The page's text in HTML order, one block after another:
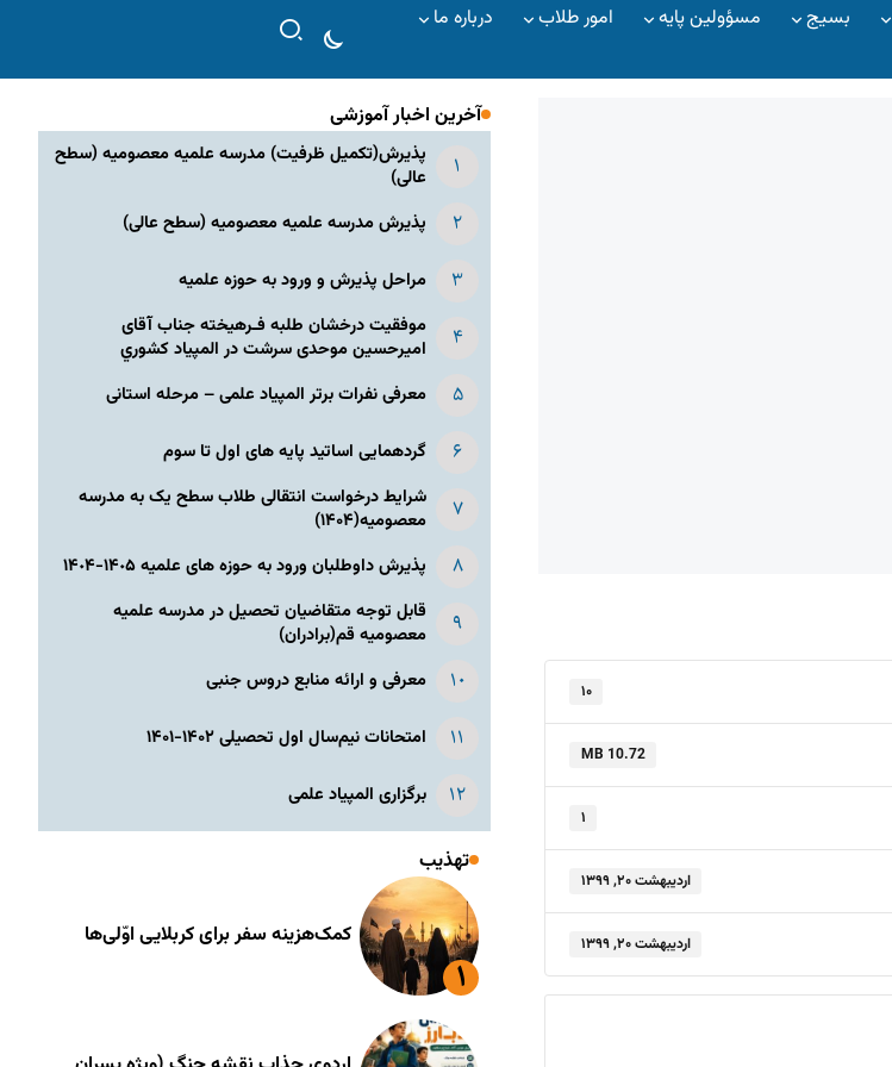
بسیج مسؤولین پایه امور طلاب درباره ما
۱۰
10.72 MB
۱
اردیبهشت ۲۰, ۱۳۹۹
اردیبهشت ۲۰, ۱۳۹۹
آخرین اخبار آموزشی
پذیرش(تکمیل ظرفیت) مدرسه علمیه معصومیه‌ (سطح
عالی)
پذیرش مدرسه علمیه معصومیه‌ (سطح عالی)
مراحل پذیرش و ورود به حوزه علمیه
موفقیت درخشان طلبه فـرهیخته جناب آقای
امیرحسین موحدی سرشت در المپياد كشوري
معرفی نفرات برتر المپیاد علمی – مرحله استانی
گردهمایی اساتید پایه های اول تا سوم
شرایط درخواست انتقالی طلاب سطح یک به مدرسه
معصومیه(۱۴۰۴)
پذیرش داوطلبان ورود به حوزه های علمیه ١۴٠۵-١۴٠۴
قابل توجه متقاضیان تحصیل در مدرسه علمیه
معصومیه قم(برادران)
معرفی و ارائه منابع دروس جنبی
امتحانات نیم‌سال اول تحصیلی ۱۴۰۲-۱۴۰۱
برگزاری المپیاد علمی
تهذیب
کمک‌هزینه سفر برای کربلایی اوّلی‌ها